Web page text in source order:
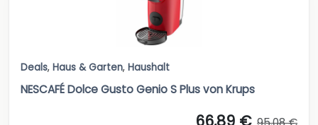
Deals, Haus & Garten, Haushalt
NESCAFÉ Dolce Gusto Genio S Plus von Krups